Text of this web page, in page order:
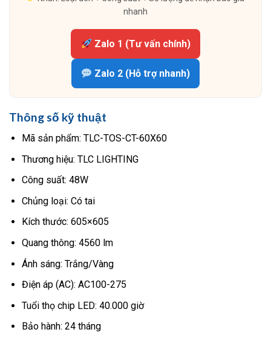
nhanh
Zalo 1 (Tư vấn chính)
Zalo 2 (Hỗ trợ nhanh)
Thông số kỹ thuật
Mã sản phẩm: TLC-TOS-CT-60X60
Thương hiệu: TLC LIGHTING
Công suất: 48W
Chủng loại: Có tai
Kích thước: 605×605
Quang thông: 4560 lm
Ánh sáng: Trắng/Vàng
Điện áp (AC): AC100-275
Tuổi thọ chip LED: 40.000 giờ
Bảo hành: 24 tháng